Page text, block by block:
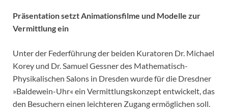
Präsentation setzt Animationsfilme und Modelle zur
Vermittlung ein
Unter der Federführung der beiden Kuratoren Dr. Michael
Korey und Dr. Samuel Gessner des Mathematisch-
Physikalischen Salons in Dresden wurde für die Dresdner
»Baldewein-Uhr« ein Vermittlungskonzept entwickelt, das
den Besuchern einen leichteren Zugang ermöglichen soll.